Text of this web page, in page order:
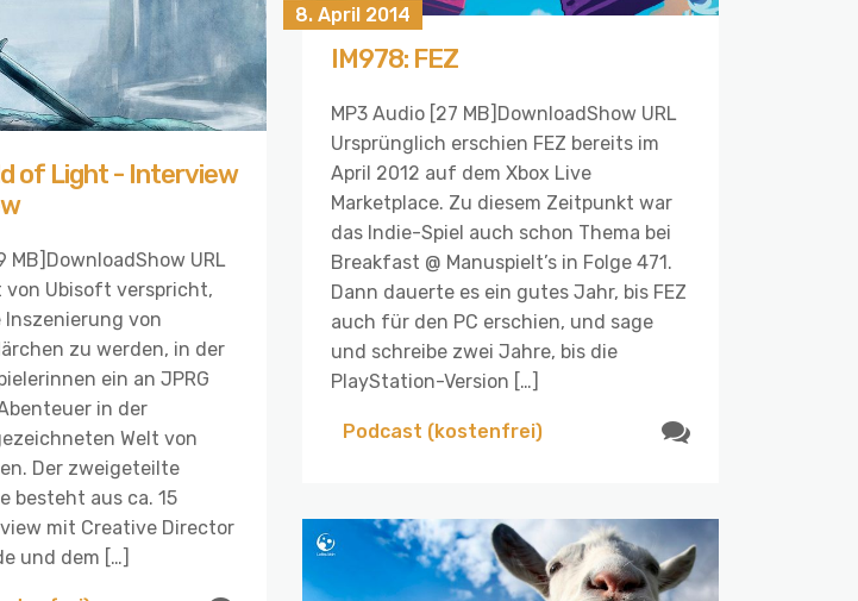
8. April 2014
IM978: FEZ
MP3 Audio [27 MB]DownloadShow URL
Ursprünglich erschien FEZ bereits im
April 2012 auf dem Xbox Live
Marketplace. Zu diesem Zeitpunkt war
das Indie-Spiel auch schon Thema bei
Breakfast @ Manuspielt’s in Folge 471.
Dann dauerte es ein gutes Jahr, bis FEZ
auch für den PC erschien, und sage
und schreibe zwei Jahre, bis die
PlayStation-Version […]
Podcast (kostenfrei)
of Light - Interview
MB]DownloadShow URL
von Ubisoft verspricht,
Inszenierung von
zu werden, in der
ein an JPRG
in der
Welt von
Der zweigeteilte
besteht aus ca. 15
mit Creative Director
und dem […]